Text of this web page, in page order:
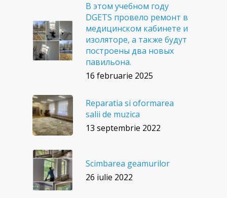
В этом учебном году
DGETS провело ремонт в
медицинском кабинете и
изоляторе, а также будут
построены два новых
павильона.
16 februarie 2025
Reparatia si oformarea
salii de muzica
13 septembrie 2022
Scimbarea geamurilor
26 iulie 2022